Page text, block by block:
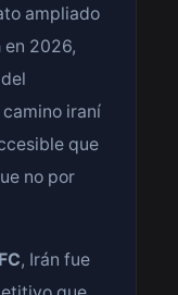
ampliado
en 2026,
iraní
que
no por
, Irán fue